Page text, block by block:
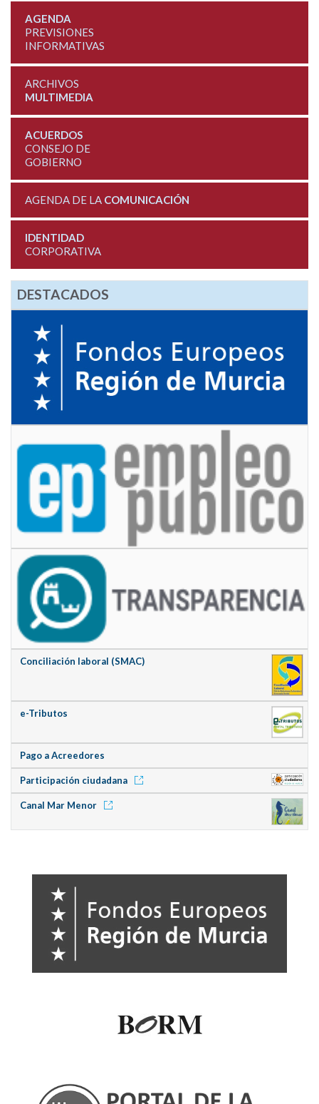
AGENDA
PREVISIONES
INFORMATIVAS
ARCHIVOS
MULTIMEDIA
ACUERDOS
CONSEJO DE
GOBIERNO
AGENDA DE LA COMUNICACIÓN
IDENTIDAD
CORPORATIVA
DESTACADOS
Conciliación laboral (SMAC)
e-Tributos
Pago a Acreedores
Participación ciudadana
Canal Mar Menor